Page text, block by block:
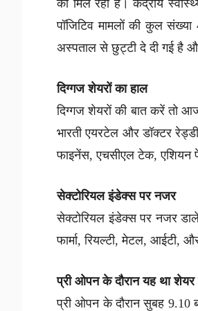
को मिल रहा है। केंद्रीय
पॉजिटिव मामलों की कुल
अस्पताल से छुट्टी दे दी गई है
दिग्गज शेयरों का हाल
दिग्गज शेयरों की बात करें तो
भारती एयरटेल और डॉक्टर
फाइनेंस, एचसीएल टेक, एशियन
सेक्टोरियल इंडेक्स पर नजर
सेक्टोरियल इंडेक्स पर नजर
फार्मा, रियल्टी, मेटल, आईटी,
प्री ओपन के दौरान यह था शेयर
प्री ओपन के दौरान सुबह 9.10